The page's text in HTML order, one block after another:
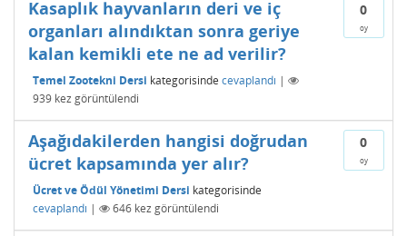
0
oy
Kasaplık hayvanların deri ve iç
organları alındıktan sonra geriye
kalan kemikli ete ne ad verilir?
Temel Zootekni Dersi kategorisinde cevaplandı |
939 kez görüntülendi
0
oy
Aşağıdakilerden hangisi doğrudan
ücret kapsamında yer alır?
Ücret ve Ödül Yönetimi Dersi kategorisinde
cevaplandı | 646 kez görüntülendi